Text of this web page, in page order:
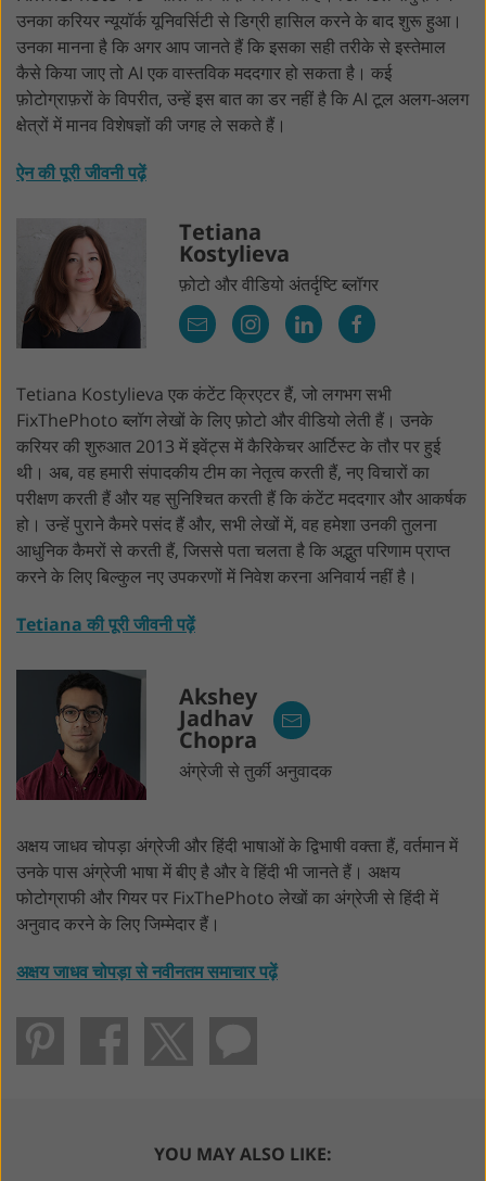
उनका करियर न्यूयॉर्क यूनिवर्सिटी से डिग्री हासिल करने के बाद शुरू हुआ।
उनका मानना ​​है कि अगर आप जानते हैं कि इसका सही तरीके से इस्तेमाल
कैसे किया जाए तो AI एक वास्तविक मददगार हो सकता है। कई
फ़ोटोग्राफ़रों के विपरीत, उन्हें इस बात का डर नहीं है कि AI टूल अलग-अलग
क्षेत्रों में मानव विशेषज्ञों की जगह ले सकते हैं।
ऐन की पूरी जीवनी पढ़ें
Tetiana
Kostylieva
फ़ोटो और वीडियो अंतर्दृष्टि ब्लॉगर
Tetiana Kostylieva एक कंटेंट क्रिएटर हैं, जो लगभग सभी
FixThePhoto ब्लॉग लेखों के लिए फ़ोटो और वीडियो लेती हैं। उनके
करियर की शुरुआत 2013 में इवेंट्स में कैरिकेचर आर्टिस्ट के तौर पर हुई
थी। अब, वह हमारी संपादकीय टीम का नेतृत्व करती हैं, नए विचारों का
परीक्षण करती हैं और यह सुनिश्चित करती हैं कि कंटेंट मददगार और आकर्षक
हो। उन्हें पुराने कैमरे पसंद हैं और, सभी लेखों में, वह हमेशा उनकी तुलना
आधुनिक कैमरों से करती हैं, जिससे पता चलता है कि अद्भुत परिणाम प्राप्त
करने के लिए बिल्कुल नए उपकरणों में निवेश करना अनिवार्य नहीं है।
Tetiana की पूरी जीवनी पढ़ें
Akshey
Jadhav
Chopra
अंग्रेजी से तुर्की अनुवादक
अक्षय जाधव चोपड़ा अंग्रेजी और हिंदी भाषाओं के द्विभाषी वक्ता हैं, वर्तमान में
उनके पास अंग्रेजी भाषा में बीए है और वे हिंदी भी जानते हैं। अक्षय
फोटोग्राफी और गियर पर FixThePhoto लेखों का अंग्रेजी से हिंदी में
अनुवाद करने के लिए जिम्मेदार हैं।
अक्षय जाधव चोपड़ा से नवीनतम समाचार पढ़ें
YOU MAY ALSO LIKE: